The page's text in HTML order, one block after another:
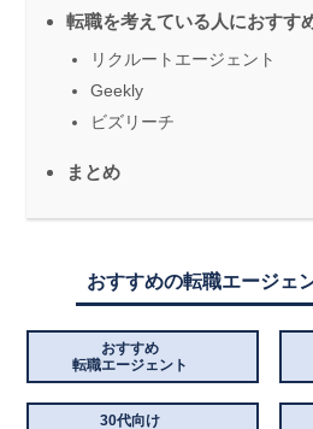
転職を考えている人におすす
リクルートエージェント
Geekly
ビズリーチ
まとめ
おすすめの転職エージェ
おすすめ
転職エージェント
30代向け